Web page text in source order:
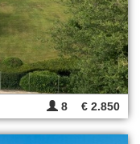
8 € 2.850